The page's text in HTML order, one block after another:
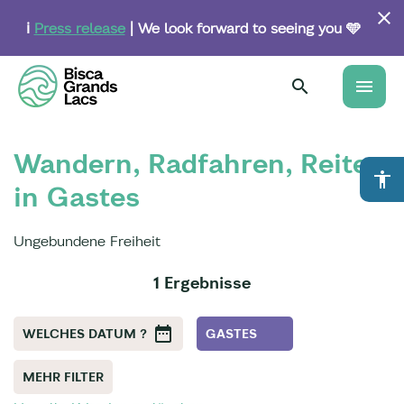
content
ℹ️ Press release| We look forward to seeing you 🩵
menu
accessibility
Wandern, Radfahren, Reiten
in Gastes
Ungebundene Freiheit
1 Ergebnisse
WELCHES DATUM ? GASTES
MEHR FILTER